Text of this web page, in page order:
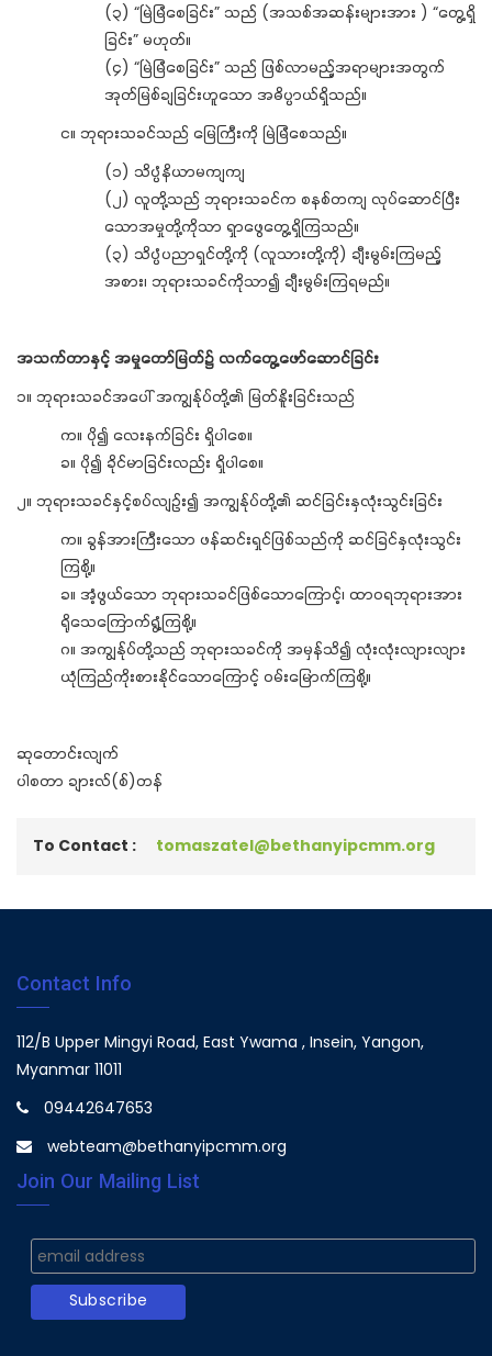
(၃) “မြဲမြံစေခြင်း” သည် (အသစ်အဆန်းများအား ) “တွေ့ရှိ
ခြင်း” မဟုတ်။
(၄) “မြဲမြံစေခြင်း” သည် ဖြစ်လာမည့်အရာများအတွက်
အုတ်မြစ်ချခြင်းဟူသော အဓိပ္ပာယ်ရှိသည်။
င။ ဘုရားသခင်သည် မြေကြီးကို မြဲမြံစေသည်။
(၁) သိပ္ပံနိယာမကျကျ
(၂) လူတို့သည် ဘုရားသခင်က စနစ်တကျ လုပ်ဆောင်ပြီး
သောအမှုတို့ကိုသာ ရှာဖွေတွေ့ရှိကြသည်။
(၃) သိပ္ပံပညာရှင်တို့ကို (လူသားတို့ကို) ချီးမွမ်းကြမည့်
အစား၊ ဘုရားသခင်ကိုသာ၍ ချီးမွမ်းကြရမည်။
အသက်တာနှင့် အမှုတော်မြတ်၌ လက်တွေ့ဖော်ဆောင်ခြင်း
၁။ ဘုရားသခင်အပေါ် အကျွန်ုပ်တို့၏ မြတ်နိူးခြင်းသည်
က။ ပို၍ လေးနက်ခြင်း ရှိပါစေ။
ခ။ ပို၍ ခိုင်မာခြင်းလည်း ရှိပါစေ။
၂။ ဘုရားသခင်နှင့်စပ်လျဉ်း၍ အကျွန်ုပ်တို့၏ ဆင်ခြင်းနှလုံးသွင်းခြင်း
က။ ခွန်အားကြီးသော ဖန်ဆင်းရှင်ဖြစ်သည်ကို ဆင်ခြင်နှလုံးသွင်း
ကြစို့။
ခ။ အံ့ဖွယ်သော ဘုရားသခင်ဖြစ်သောကြောင့်၊ ထာဝရဘုရားအား
ရိုသေကြောက်ရွံ့ကြစို့။
ဂ။ အကျွန်ုပ်တို့သည် ဘုရားသခင်ကို အမှန်သိ၍ လုံးလုံးလျားလျား
ယုံကြည်ကိုးစားနိုင်သောကြောင့် ဝမ်းမြောက်ကြစို့။
ဆုတောင်းလျက်
ပါစတာ ချားလ်(စ်)တန်
To Contact : tomaszatel@bethanyipcmm.org
Contact Info
112/B Upper Mingyi Road, East Ywama , Insein, Yangon,
Myanmar 11011
09442647653
webteam@bethanyipcmm.org
Join Our Mailing List